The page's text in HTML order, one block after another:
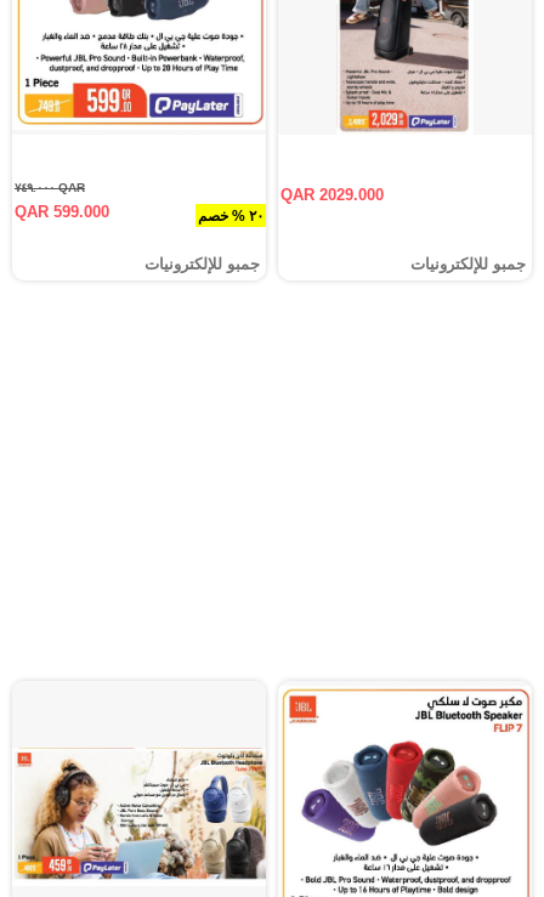
QAR 2029.000
جمبو للإلكترونيات
٢٠ % خصم
QAR ٧٤٩.٠٠٠
QAR 599.000
جمبو للإلكترونيات